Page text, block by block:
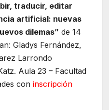
traducir, editar
artificial: nuevas
dilemas” de 14
Gladys Fernández,
Larrondo
Aula 23 – Facultad
con inscripción